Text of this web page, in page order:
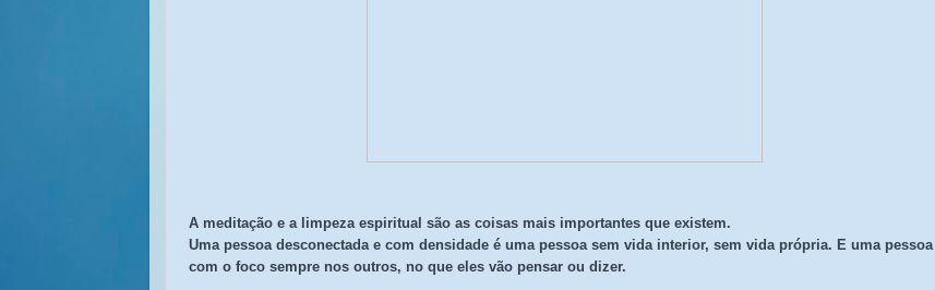
A meditação e a limpeza espiritual são as coisas mais importantes que existem.
Uma pessoa desconectada e com densidade é uma pessoa sem vida interior, sem vida própria. E uma pessoa
com o foco sempre nos outros, no que eles vão pensar ou dizer.